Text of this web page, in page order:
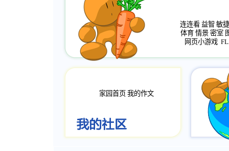
连连看 益智 敏捷
体育 情景 密室
网页小游戏
家园首页 我的作文